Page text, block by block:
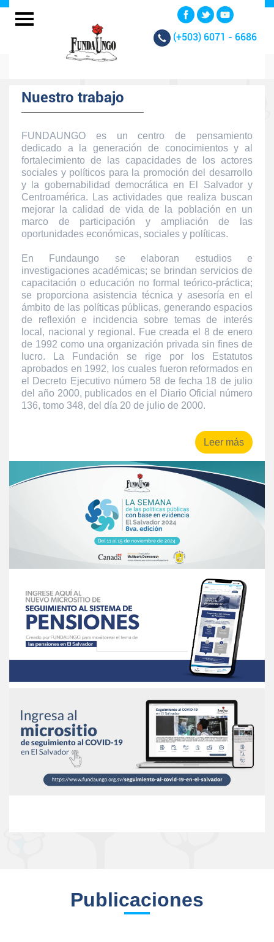
(+503) 6071 - 6686
Nuestro trabajo
FUNDAUNGO es un centro de pensamiento
dedicado a la generación de conocimientos y al
fortalecimiento de las capacidades de los actores
sociales y políticos para la promoción del desarrollo
y la gobernabilidad democrática en El Salvador y
Centroamérica. Las actividades que realiza buscan
mejorar la calidad de vida de la población en un
marco de participación y ampliación de las
oportunidades económicas, sociales y políticas.
En Fundaungo se elaboran estudios e
investigaciones académicas; se brindan servicios de
capacitación o educación no formal teórico-práctica;
se proporciona asistencia técnica y asesoría en el
ámbito de las políticas públicas, generando espacios
de reflexión e incidencia sobre temas de interés
local, nacional y regional. Fue creada el 8 de enero
de 1992 como una organización privada sin fines de
lucro. La Fundación se rige por los Estatutos
aprobados en 1992, los cuales fueron reformados en
el Decreto Ejecutivo número 58 de fecha 18 de julio
del año 2000, publicados en el Diario Oficial número
136, tomo 348, del día 20 de julio de 2000.
Leer más
Publicaciones